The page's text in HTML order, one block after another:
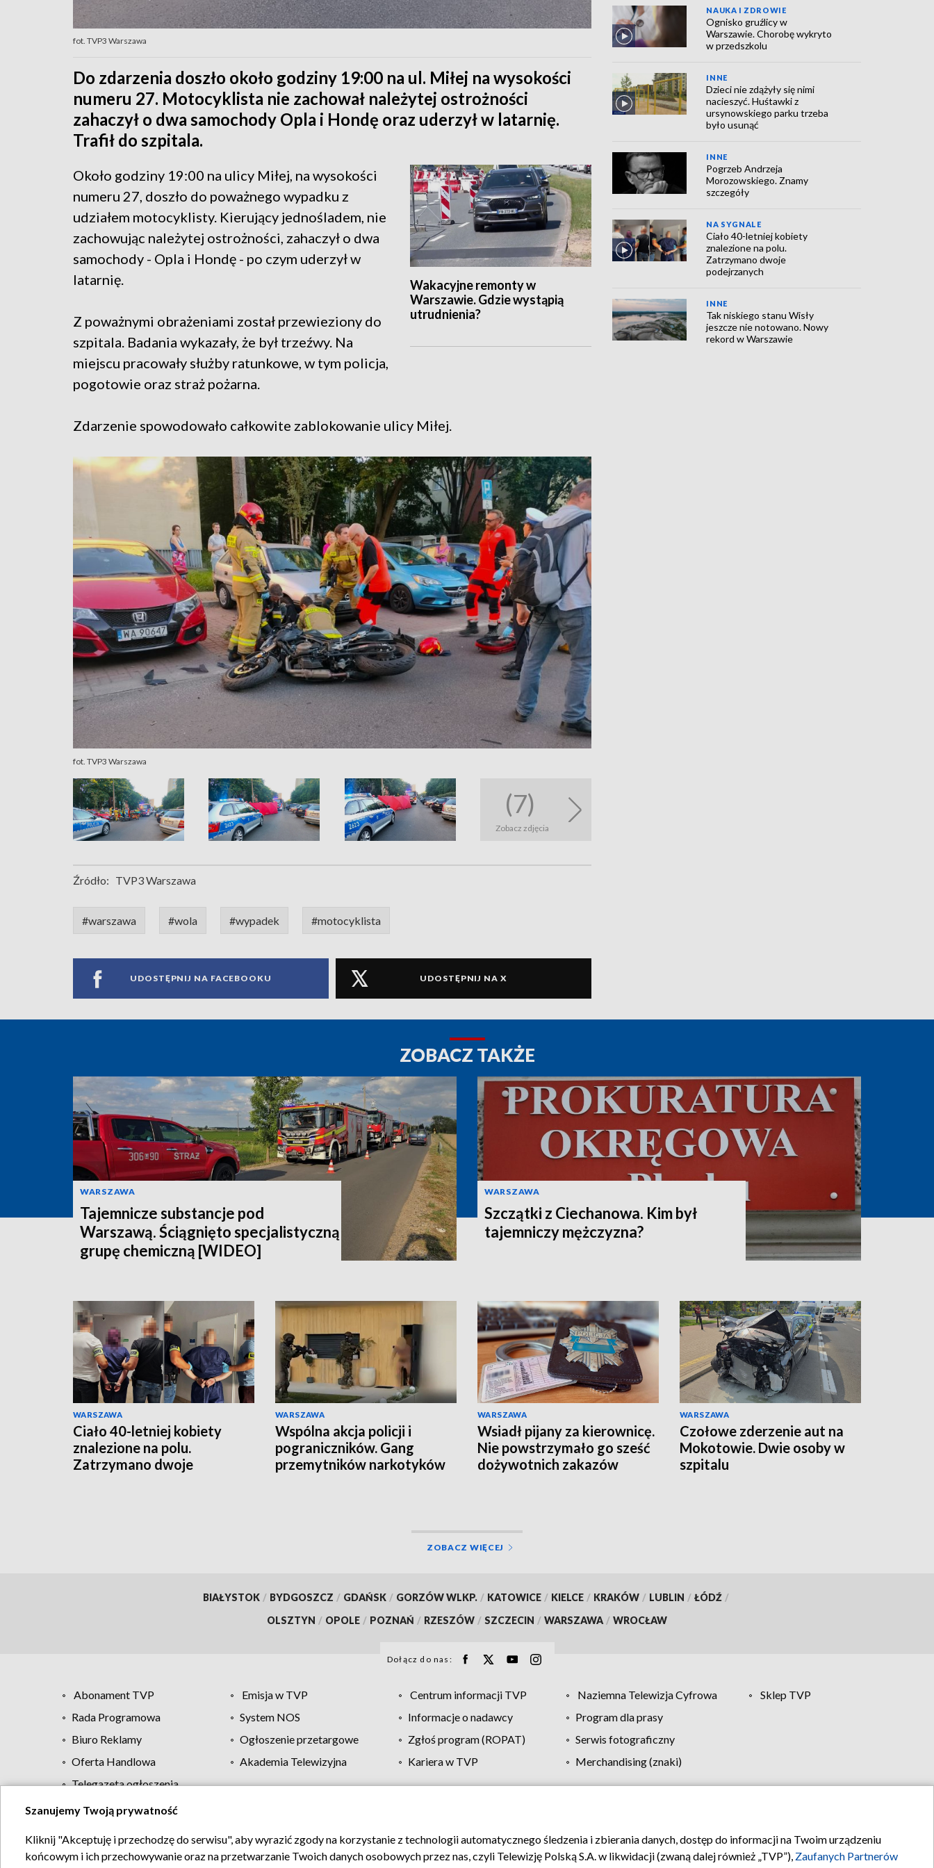
fot. TVP3 Warszawa
Do zdarzenia doszło około godziny 19:00 na ul. Miłej na wysokości
numeru 27. Motocyklista nie zachował należytej ostrożności
zahaczył o dwa samochody Opla i Hondę oraz uderzył w latarnię.
Trafił do szpitala.
Wakacyjne remonty w
Warszawie. Gdzie wystąpią
utrudnienia?
Około godziny 19:00 na ulicy Miłej, na wysokości
numeru 27, doszło do poważnego wypadku z
udziałem motocyklisty. Kierujący jednośladem, nie
zachowując należytej ostrożności, zahaczył o dwa
samochody - Opla i Hondę - po czym uderzył w
latarnię.
Z poważnymi obrażeniami został przewieziony do
szpitala. Badania wykazały, że był trzeźwy. Na
miejscu pracowały służby ratunkowe, w tym policja,
pogotowie oraz straż pożarna.
Zdarzenie spowodowało całkowite zablokowanie ulicy Miłej.
fot. TVP3 Warszawa
(7)
Zobacz zdjęcia
Źródło: TVP3 Warszawa
#warszawa #wola #wypadek #motocyklista
UDOSTĘPNIJ NA FACEBOOKU UDOSTĘPNIJ NA X
NAUKA I ZDROWIE
Ognisko gruźlicy w
Warszawie. Chorobę wykryto
w przedszkolu
INNE
Dzieci nie zdążyły się nimi
nacieszyć. Huśtawki z
ursynowskiego parku trzeba
było usunąć
INNE
Pogrzeb Andrzeja
Morozowskiego. Znamy
szczegóły
NA SYGNALE
Ciało 40-letniej kobiety
znalezione na polu.
Zatrzymano dwoje
podejrzanych
INNE
Tak niskiego stanu Wisły
jeszcze nie notowano. Nowy
rekord w Warszawie
ZOBACZ TAKŻE
WARSZAWA
Tajemnicze substancje pod
Warszawą. Ściągnięto specjalistyczną
grupę chemiczną [WIDEO]
WARSZAWA
Szczątki z Ciechanowa. Kim był
tajemniczy mężczyzna?
WARSZAWA
Ciało 40-letniej kobiety
znalezione na polu.
Zatrzymano dwoje
WARSZAWA
Wspólna akcja policji i
pograniczników. Gang
przemytników narkotyków
WARSZAWA
Wsiadł pijany za kierownicę.
Nie powstrzymało go sześć
dożywotnich zakazów
WARSZAWA
Czołowe zderzenie aut na
Mokotowie. Dwie osoby w
szpitalu
ZOBACZ WIĘCEJ
BIAŁYSTOK / BYDGOSZCZ / GDAŃSK / GORZÓW WLKP. / KATOWICE / KIELCE / KRAKÓW / LUBLIN / ŁÓDŹ /
OLSZTYN / OPOLE / POZNAŃ / RZESZÓW / SZCZECIN / WARSZAWA / WROCŁAW
Dołącz do nas:
Abonament TVP Emisja w TVP Centrum informacji TVP Naziemna Telewizja Cyfrowa
Sklep TVP
Rada Programowa
System NOS Informacje o nadawcy
Program dla prasy
Biuro Reklamy
Ogłoszenie przetargowe Zgłoś program (ROPAT)
Serwis fotograficzny
Oferta Handlowa
Akademia Telewizyjna Kariera w TVP
Merchandising (znaki)
Telegazeta ogłoszenia
Regulamin TVP Polityka prywatności Moje zgody Pomoc Biuro reklamy Kontakt
Szanujemy Twoją prywatność
Kliknij "Akceptuję i przechodzę do serwisu", aby wyrazić zgody na korzystanie z technologii automatycznego śledzenia i zbierania danych, dostęp do informacji na Twoim urządzeniu
końcowym i ich przechowywanie oraz na przetwarzanie Twoich danych osobowych przez nas, czyli Telewizję Polską S.A. w likwidacji (zwaną dalej również „TVP”), Zaufanych Partnerów